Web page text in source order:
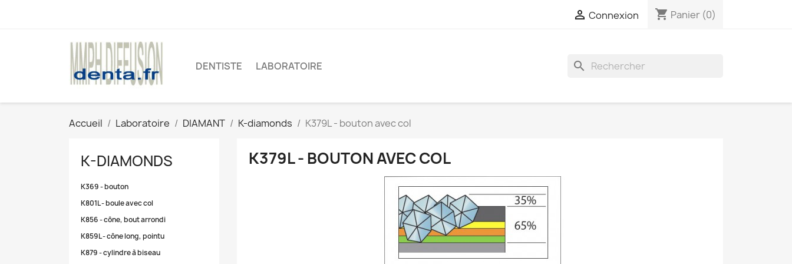
 Connexion shopping_cart Panier (0)
DENTISTE LABORATOIRE search
Accueil Laboratoire DIAMANT K-diamonds K379L - bouton avec col
K-DIAMONDS
K369 - bouton
K801L - boule avec col
K856 - cône, bout arrondi
K859L - cône long, pointu
K879 - cylindre à biseau
K379L - BOUTON AVEC COL